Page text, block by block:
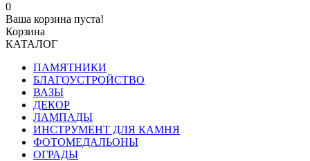
0
Ваша корзина пуста!
Корзина
КАТАЛОГ
ПАМЯТНИКИ
БЛАГОУСТРОЙСТВО
ВАЗЫ
ДЕКОР
ЛАМПАДЫ
ИНСТРУМЕНТ ДЛЯ КАМНЯ
ФОТОМЕДАЛЬОНЫ
ОГРАДЫ